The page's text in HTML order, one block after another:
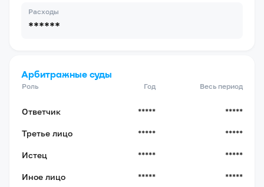
Расходы
******
Арбитражные суды
Роль Год Весь период
Ответчик ***** *****
Третье лицо ***** *****
Истец ***** *****
Иное лицо ***** *****